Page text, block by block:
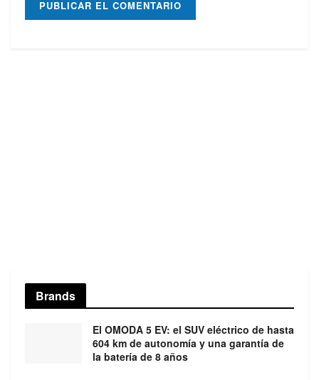
Brands
El OMODA 5 EV: el SUV eléctrico de hasta
604 km de autonomía y una garantía de
la batería de 8 años